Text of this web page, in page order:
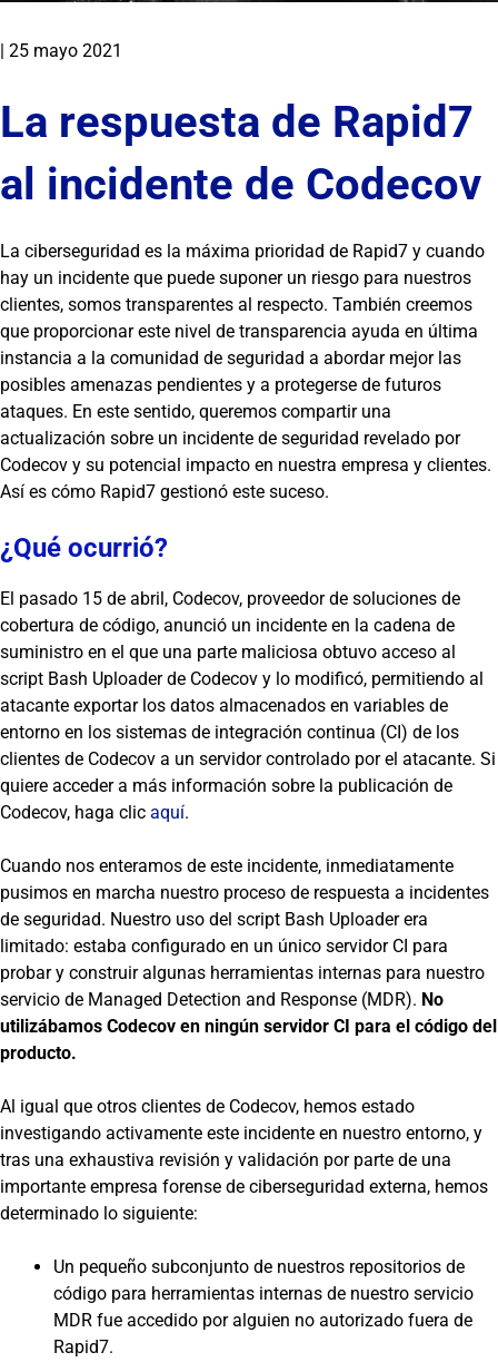
| 25 mayo 2021
La respuesta de Rapid7
al incidente de Codecov
La ciberseguridad es la máxima prioridad de Rapid7 y cuando
hay un incidente que puede suponer un riesgo para nuestros
clientes, somos transparentes al respecto. También creemos
que proporcionar este nivel de transparencia ayuda en última
instancia a la comunidad de seguridad a abordar mejor las
posibles amenazas pendientes y a protegerse de futuros
ataques. En este sentido, queremos compartir una
actualización sobre un incidente de seguridad revelado por
Codecov y su potencial impacto en nuestra empresa y clientes.
Así es cómo Rapid7 gestionó este suceso.
¿Qué ocurrió?
El pasado 15 de abril, Codecov, proveedor de soluciones de
cobertura de código, anunció un incidente en la cadena de
suministro en el que una parte maliciosa obtuvo acceso al
script Bash Uploader de Codecov y lo modificó, permitiendo al
atacante exportar los datos almacenados en variables de
entorno en los sistemas de integración continua (CI) de los
clientes de Codecov a un servidor controlado por el atacante. Si
quiere acceder a más información sobre la publicación de
Codecov, haga clic aquí.
Cuando nos enteramos de este incidente, inmediatamente
pusimos en marcha nuestro proceso de respuesta a incidentes
de seguridad. Nuestro uso del script Bash Uploader era
limitado: estaba configurado en un único servidor CI para
probar y construir algunas herramientas internas para nuestro
servicio de Managed Detection and Response (MDR). No
utilizábamos Codecov en ningún servidor CI para el código del
producto.
Al igual que otros clientes de Codecov, hemos estado
investigando activamente este incidente en nuestro entorno, y
tras una exhaustiva revisión y validación por parte de una
importante empresa forense de ciberseguridad externa, hemos
determinado lo siguiente:
Un pequeño subconjunto de nuestros repositorios de
código para herramientas internas de nuestro servicio
MDR fue accedido por alguien no autorizado fuera de
Rapid7.